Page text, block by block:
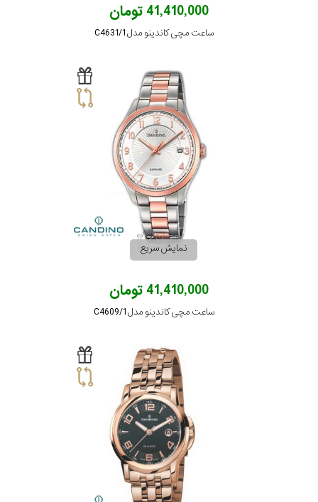
41,410,000 تومان
ساعت مچی کاندینو مدل C4631/1
نمایش سریع
41,410,000 تومان
ساعت مچی کاندینو مدل C4609/1